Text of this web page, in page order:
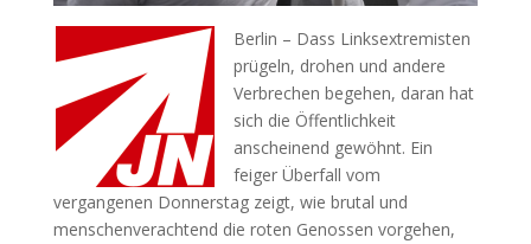
Berlin – Dass Linksextremisten
prügeln, drohen und andere
Verbrechen begehen, daran hat
sich die Öffentlichkeit
anscheinend gewöhnt. Ein
feiger Überfall vom
vergangenen Donnerstag zeigt, wie brutal und
menschenverachtend die roten Genossen vorgehen,